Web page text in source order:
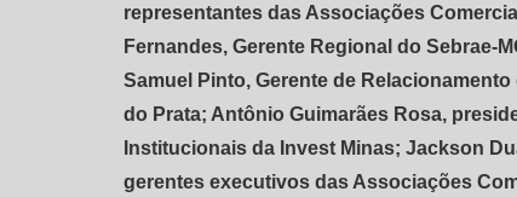
representantes das Associações
Fernandes, Gerente Regional do Sebrae-
Samuel Pinto, Gerente de
do Prata; Antônio Guimarães Rosa,
Institucionais da Invest Minas; Jackson
gerentes executivos das Associações